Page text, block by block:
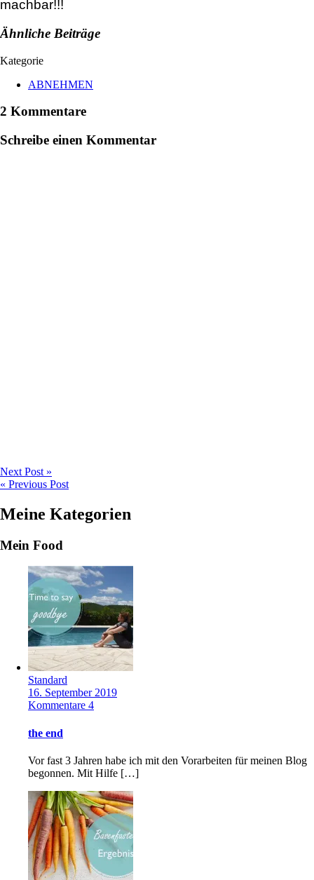
machbar!!!
Ähnliche Beiträge
Kategorie
ABNEHMEN
2 Kommentare
Schreibe einen Kommentar
Next Post »
« Previous Post
Meine Kategorien
Mein Food
Standard
16. September 2019
Kommentare 4
the end
Vor fast 3 Jahren habe ich mit den Vorarbeiten für meinen Blog
begonnen. Mit Hilfe […]